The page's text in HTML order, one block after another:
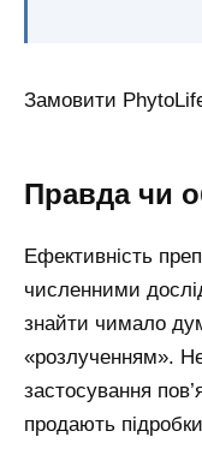
Замовити
Правда чи
Ефективність
численними
знайти чимало
«розлученням».
застосування
продають